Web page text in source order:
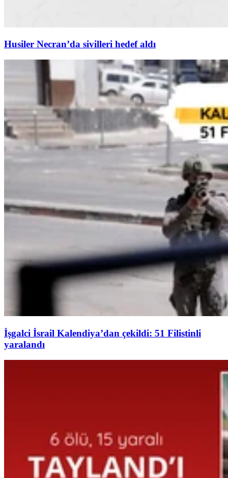
Husiler Necran’da sivilleri hedef aldı
İşgalci İsrail Kalendiya’dan çekildi: 51 Filistinli
yaralandı